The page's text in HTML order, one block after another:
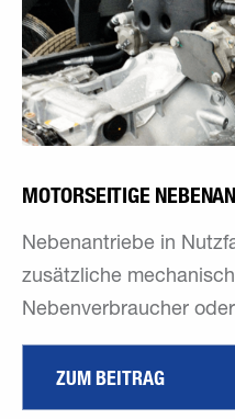
MOTORSEITIGE
Nebenantriebe in
zusätzliche
Nebenverbraucher
ZUM BEITRAG